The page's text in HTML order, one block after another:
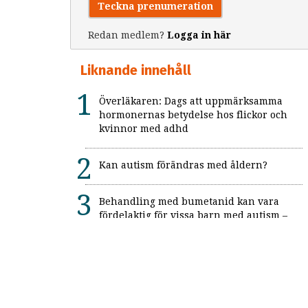
Teckna prenumeration
Redan medlem? Logga in här
Liknande innehåll
Överläkaren: Dags att uppmärksamma
hormonernas betydelse hos flickor och
kvinnor med adhd
Kan autism förändras med åldern?
Behandling med bumetanid kan vara
fördelaktig för vissa barn med autism –